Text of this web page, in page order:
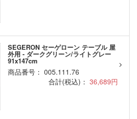
SEGERON セーゲローン テーブル 屋
外用 - ダークグリーン/ライトグレー
91x147cm
商品番号： 005.111.76
合計(税込)： 36,689円